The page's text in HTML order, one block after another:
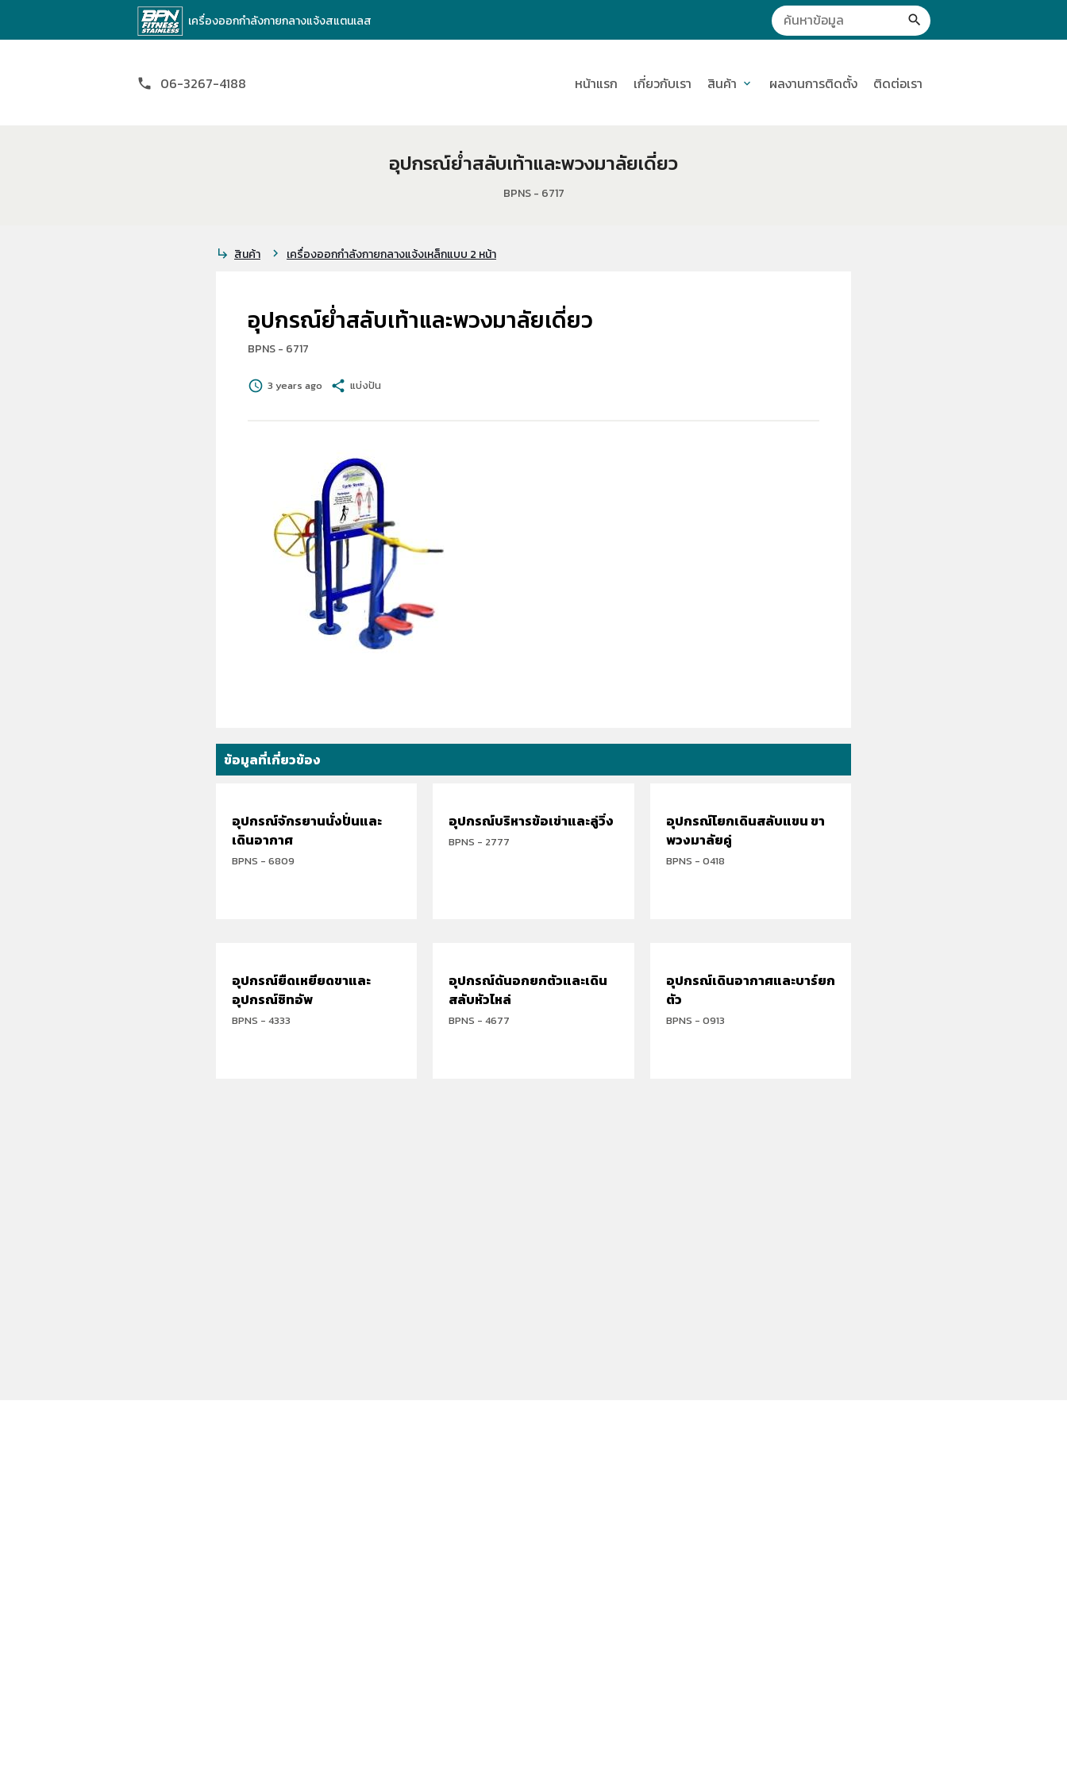
เครื่องออกกำลังกายกลางแจ้งสแตนเลส search
phone 06-3267-4188 หน้าแรก เกี่ยวกับเรา สินค้า expand_more ผลงานการติดตั้ง ติดต่อเรา
อุปกรณ์ย่ำสลับเท้าและพวงมาลัยเดี่ยว
BPNS - 6717
subdirectory_arrow_right สินค้า chevron_right เครื่องออกกำลังกายกลางแจ้งเหล็กแบบ 2 หน้า
อุปกรณ์ย่ำสลับเท้าและพวงมาลัยเดี่ยว
BPNS - 6717
schedule 3 years ago share แบ่งปัน
ข้อมูลที่เกี่ยวข้อง
อุปกรณ์จักรยานนั่งปั่นและ
เดินอากาศ
BPNS - 6809
อุปกรณ์บริหารข้อเข่าและลู่วิ่ง
BPNS - 2777
อุปกรณ์โยกเดินสลับแขน ขา
พวงมาลัยคู่
BPNS - 0418
อุปกรณ์ยืดเหยียดขาและ
อุปกรณ์ซิทอัพ
BPNS - 4333
อุปกรณ์ดันอกยกตัวและเดิน
สลับหัวไหล่
BPNS - 4677
อุปกรณ์เดินอากาศและบาร์ยก
ตัว
BPNS - 0913